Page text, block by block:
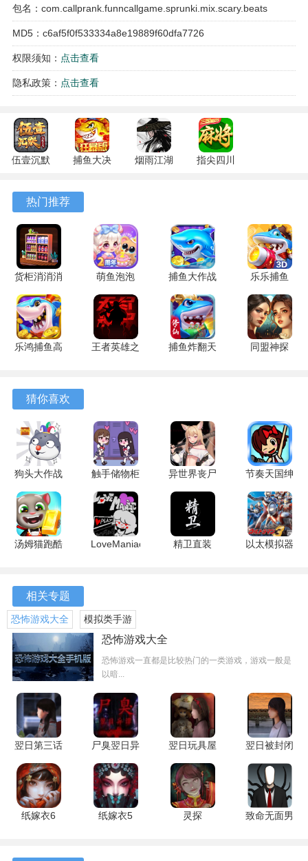
游戏特色
1、游戏内设有多种不同的电话场景，玩家可以体验到不同的
通话内容和音效，增加了游戏的多样性。
2、东东萨胡尔的角色设计独特，既可爱又带有幽默感，吸引
玩家的也让他们感受到轻松的氛围。
3、通过各种挑战，玩家可以解锁更多的内容和功能，提升游
4、游戏提供了丰富的背景音乐和音效，增强了玩家的沉浸
感，让每一次通话都充满惊喜。
游戏亮点
1、独特的假电话机制让玩家在玩游戏的体验到真实的通话感
觉，增添了趣味性。
2、游戏内的幽默元素使得每一次的通话都充满了笑点，适合
与朋友分享，共同享受欢乐时光。
3、东东萨胡尔的形象设计巧妙，既有趣又带有些许恐怖，形
成了独特的对比，吸引玩家的注意。
游戏优势
包名：com.callprank.funncallgame.sprunki.mix.scary.beats
MD5：c6af5f0f533334a8e19889f60dfa7726
权限须知： 点击查看
隐私政策： 点击查看
伍壹沉默
安卓版
捕鱼大决
122.7.291
烟雨江湖
指尖四川
热门推荐
货柜消消消
1.0.2 安卓
版
萌鱼泡泡
3.4.1.6 安
卓版
捕鱼大作战
1.5112 手
机版
乐乐捕鱼
9.2 安卓版
乐鸿捕鱼高
王者英雄之
捕鱼炸翻天
同盟神探
猜你喜欢
狗头大作战
折相思版
2.01.03 安
卓版
触手储物柜
2 1.2 安卓
版
异世界丧尸
前线 1.4.1
安卓版
节奏天国绅
士版 1.0.0
安卓版
汤姆猫跑酷
26.2.2.16362
最新版
LoveManiac
精卫直装
以太模拟器
相关专题
恐怖游戏大全 模拟类手游
恐怖游戏大全
恐怖游戏一直都是比较热门的一类游戏，游戏一般是
以暗...
翌日第三话
1.0 安卓版
尸臭翌日异
谭 1.0 安卓
版
翌日玩具屋
的低语 1.0
汉化版
翌日被封闭
的未来 1.0
安卓版
纸嫁衣6
纸嫁衣5
灵探
致命无面男